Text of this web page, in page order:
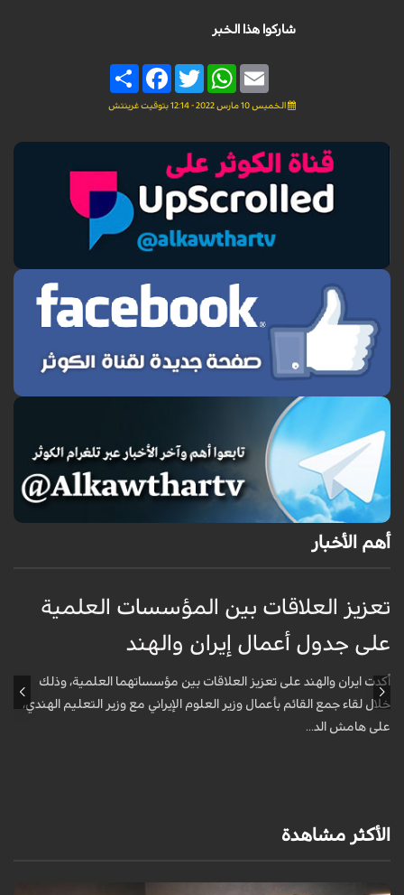
شاركوا هذا الخبر
Share
FacebookTwitter
WhatsAppEmail
الخميس 10 مارس 2022 - 12:14 بتوقيت غرينتش
أهم الأخبار
تعزيز العلاقات بين المؤسسات العلمية
على جدول أعمال إيران والهند
أكدت ايران والهند على تعزيز العلاقات بين مؤسساتهما العلمية، وذلك
خلال لقاء جمع القائم بأعمال وزير العلوم الإيراني مع وزير التعليم الهندي،
على هامش الد...
الأكثر مشاهدة